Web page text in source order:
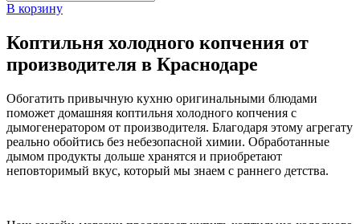
В корзину
Коптильня холодного копчения от
производителя в Краснодаре
Обогатить привычную кухню оригинальными блюдами
поможет домашняя коптильня холодного копчения с
дымогенератором от производителя. Благодаря этому агрегату
реально обойтись без небезопасной химии. Обработанные
дымом продукты дольше хранятся и приобретают
неповторимый вкус, который мы знаем с раннего детства.